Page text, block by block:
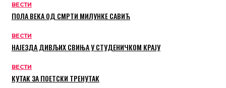
ВЕСТИ
ПОЛА ВЕКА ОД СМРТИ МИЛУНКЕ САВИЋ
ВЕСТИ
НАЈЕЗДА ДИВЉИХ СВИЊА У СТУДЕНИЧКОМ КРАЈУ
ВЕСТИ
КУТАК ЗА ПОЕТСКИ ТРЕНУТАК